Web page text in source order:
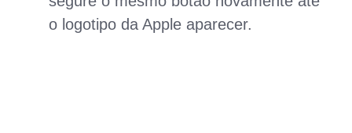
o logotipo da Apple aparecer.